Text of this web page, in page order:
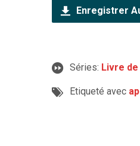
Enregistrer
Séries: Livre
Etiqueté avec